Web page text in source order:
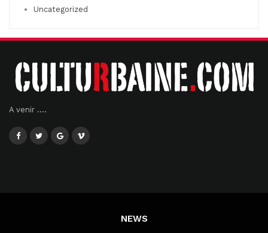
Uncategorized
A venir ....
NEWS